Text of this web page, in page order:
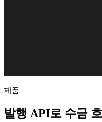
제품
발행 API로 수금